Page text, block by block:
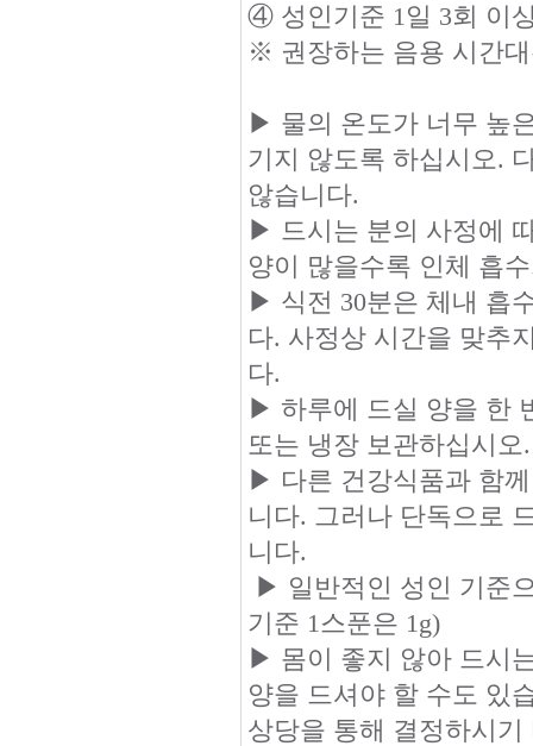
④ 성인기준 1일 3회 이
※ 권장하는 음용 시간
▶ 물의 온도가 너무 높
기지 않도록 하십시오.
않습니다.
▶ 드시는 분의 사정에
양이 많을수록 인체 흡
▶ 식전 30분은 체내 흡
다. 사정상 시간을 맞추
다.
▶ 하루에 드실 양을 한
또는 냉장 보관하십시오.
▶ 다른 건강식품과 함
니다. 그러나 단독으로
니다.
▶ 일반적인 성인 기준
기준 1스푼은 1g)
▶ 몸이 좋지 않아 드시
양을 드셔야 할 수도 있
상당을 통해 결정하시기